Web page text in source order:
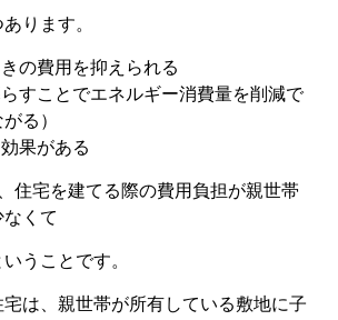
ります。
の費用を抑えられる
すことでエネルギー消費量を削減で
る）
果がある
住宅を建てる際の費用負担が親世帯
くて
うことです。
は、親世帯が所有している敷地に子